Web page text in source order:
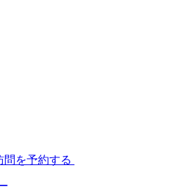
問を予約する